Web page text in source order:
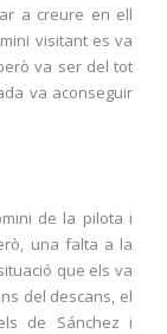
a creure en ell
visitant es va
va ser del tot
va aconseguir
de la pilota i
una falta a la
que els va
del descans, el
de Sánchez i